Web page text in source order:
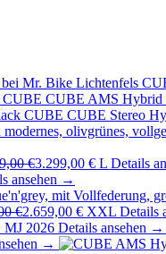
CUBE CUBE AMS Hybrid
CUBE CUBE Stereo
€3.299,00 € L Details
ansehen →
€2.659,00 € XXL Details
MJ 2026 Details ansehen →
→